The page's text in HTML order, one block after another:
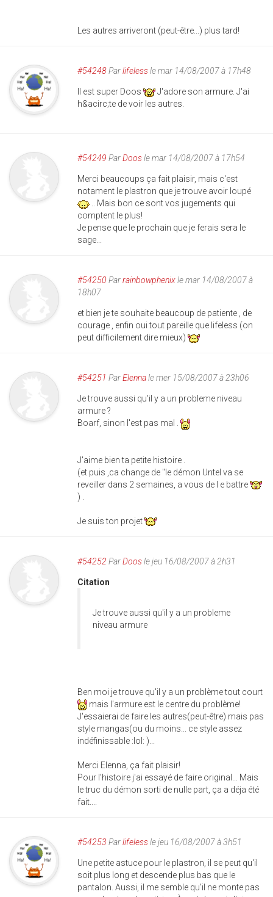
Les autres arriveront (peut-être...) plus tard!
#54248Parlifelessle mar 14/08/2007 à 17h48
Il est super Doos
J'adore son armure. J'ai
h&acirc;te de voir les autres.
#54249 ParDoosle mar 14/08/2007 à 17h54
Merci beaucoups ça fait plaisir, mais c'est
notament le plastron que je trouve avoir loupé
.. Mais bon ce sont vos jugements qui
comptent le plus!
Je pense que le prochain que je ferais sera le
sage...
#54250 Parrainbowphenixle mar 14/08/2007 à
18h07
et bien je te souhaite beaucoup de patiente , de
courage , enfin oui tout pareille que lifeless (on
peut difficilement dire mieux)
#54251 ParElennale mer 15/08/2007 à 23h06
Je trouve aussi qu'il y a un probleme niveau
armure ?
Boarf, sinon l'est pas mal .
J'aime bien ta petite histoire .
(et puis ,ca change de "le démon Untel va se
reveiller dans 2 semaines, a vous de l e battre
) .
Je suis ton projet
#54252 ParDoosle jeu 16/08/2007 à 2h31
Citation
Je trouve aussi qu'il y a un probleme
niveau armure
Ben moi je trouve qu'il y a un problème tout court
mais l'armure est le centre du problème!
J'essaierai de faire les autres(peut-être) mais pas
style mangas(ou du moins... ce style assez
indéfinissable :lol: )...
Merci Elenna, ça fait plaisir!
Pour l'histoire j'ai essayé de faire original... Mais
le truc du démon sorti de nulle part, ça a déja été
fait....
#54253 Parlifelessle jeu 16/08/2007 à 3h51
Une petite astuce pour le plastron, il se peut qu'il
soit plus long et descende plus bas que le
pantalon. Aussi, il me semble qu'il ne monte pas